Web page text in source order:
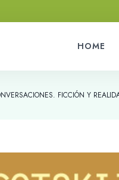
HOME
FICCIÓN Y